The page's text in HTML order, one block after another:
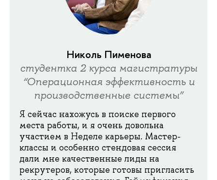
Николь Пименова
студентка 2 курса магистратуры
“Операционная эффективность и
производственные системы”
Я сейчас нахожусь в поиске первого
места работы, и я очень довольна
участием в Неделе карьеры. Мастер-
классы и особенно стендовая сессия
дали мне качественные лиды на
рекрутеров, которые готовы пригласить